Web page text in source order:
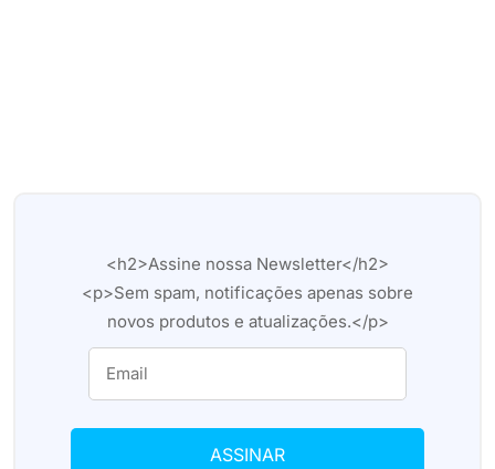
<h2>Assine nossa Newsletter</h2>
<p>Sem spam, notificações apenas sobre
novos produtos e atualizações.</p>
ASSINAR